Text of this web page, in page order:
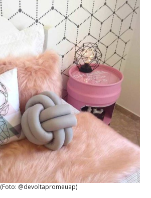
(Foto: @devoltapromeuap)